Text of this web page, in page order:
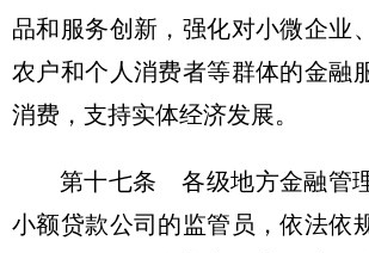
品和服务创新，强化对小微企业
农户和个人消费者等群体的金融
消费，支持实体经济发展。
第十七条 各级地方金融管
小额贷款公司的监管员，依法依